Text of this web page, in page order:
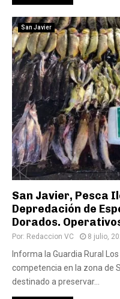
San Javier
San Javier, Pesca
Depredación de
Dorados.
Por: Redaccion VC 8 julio,
Informa la Guardia Rural
competencia en la zona de
destinado a preservar...